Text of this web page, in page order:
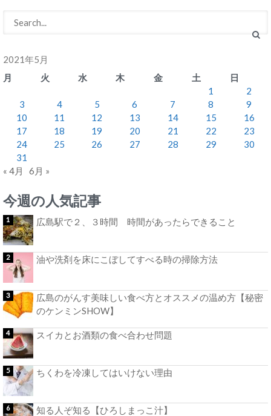
2021年5月
月
火 水 木 金 土
日
1
2
3
4 5 6 7 8
9
10
11 12 13 14 15
16
17
18 19 20 21 22
23
24
25 26 27 28 29
30
31
« 4月
6月 »
今週の人気記事
広島駅で２、３時間 時間があったらできること
油や洗剤を床にこぼしてすべる時の掃除方法
広島のがんす美味しい食べ方とオススメの温め方【秘密
のケンミンSHOW】
スイカとお酒類の食べ合わせ問題
ちくわを冷凍してはいけない理由
知る人ぞ知る【ひろしまっこ汁】